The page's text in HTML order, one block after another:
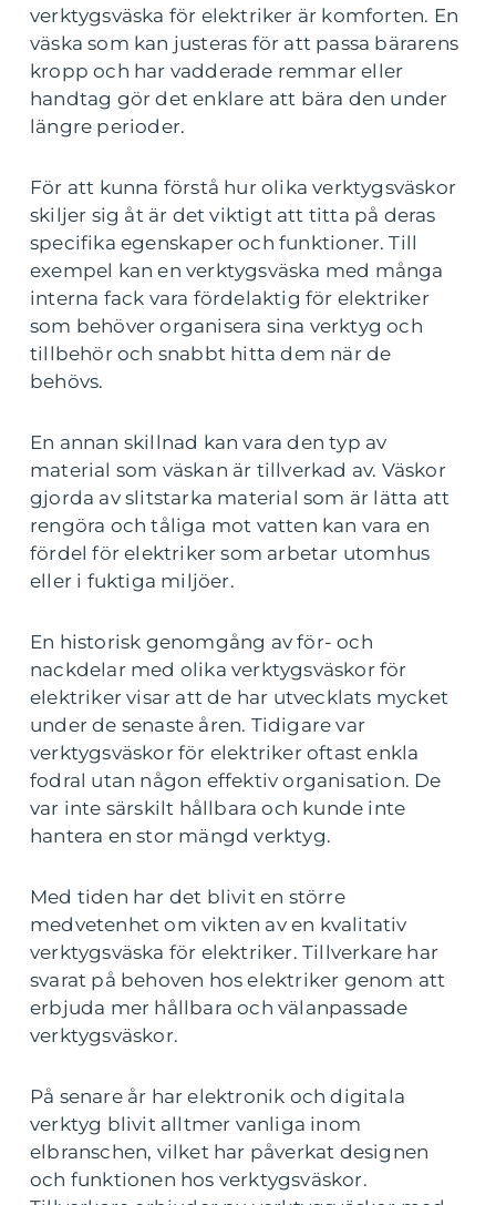
verktygsväska för elektriker är komforten. En
väska som kan justeras för att passa bärarens
kropp och har vadderade remmar eller
handtag gör det enklare att bära den under
längre perioder.
För att kunna förstå hur olika verktygsväskor
skiljer sig åt är det viktigt att titta på deras
specifika egenskaper och funktioner. Till
exempel kan en verktygsväska med många
interna fack vara fördelaktig för elektriker
som behöver organisera sina verktyg och
tillbehör och snabbt hitta dem när de
behövs.
En annan skillnad kan vara den typ av
material som väskan är tillverkad av. Väskor
gjorda av slitstarka material som är lätta att
rengöra och tåliga mot vatten kan vara en
fördel för elektriker som arbetar utomhus
eller i fuktiga miljöer.
En historisk genomgång av för- och
nackdelar med olika verktygsväskor för
elektriker visar att de har utvecklats mycket
under de senaste åren. Tidigare var
verktygsväskor för elektriker oftast enkla
fodral utan någon effektiv organisation. De
var inte särskilt hållbara och kunde inte
hantera en stor mängd verktyg.
Med tiden har det blivit en större
medvetenhet om vikten av en kvalitativ
verktygsväska för elektriker. Tillverkare har
svarat på behoven hos elektriker genom att
erbjuda mer hållbara och välanpassade
verktygsväskor.
På senare år har elektronik och digitala
verktyg blivit alltmer vanliga inom
elbranschen, vilket har påverkat designen
och funktionen hos verktygsväskor.